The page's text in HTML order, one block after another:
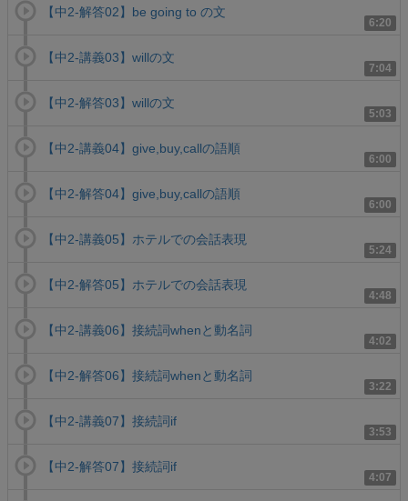
6:20
【中2-解答02】be going to の文
7:04
【中2-講義03】willの文
5:03
【中2-解答03】willの文
6:00
【中2-講義04】give,buy,callの語順
6:00
【中2-解答04】give,buy,callの語順
5:24
【中2-講義05】ホテルでの会話表現
4:48
【中2-解答05】ホテルでの会話表現
4:02
【中2-講義06】接続詞whenと動名詞
3:22
【中2-解答06】接続詞whenと動名詞
3:53
【中2-講義07】接続詞if
4:07
【中2-解答07】接続詞if